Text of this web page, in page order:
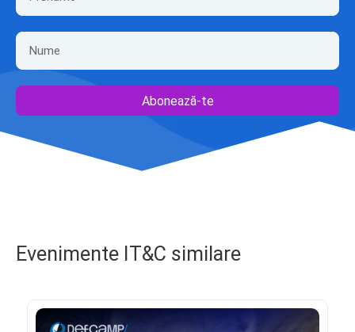
Abonează-te
Evenimente IT&C similare